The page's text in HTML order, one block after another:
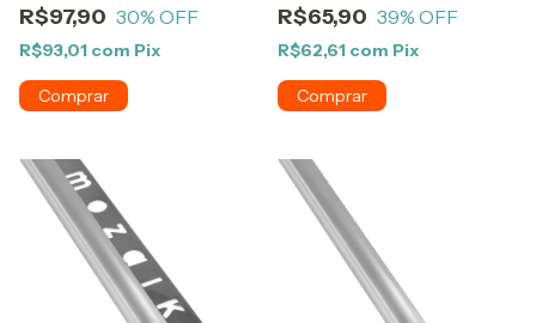
R$97,90 30% OFF
R$93,01 com Pix
R$65,90 39% OFF
R$62,61 com Pix